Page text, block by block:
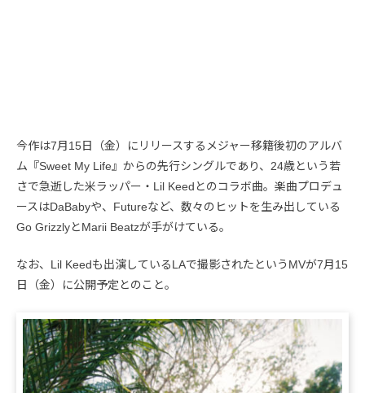
今作は7月15日（金）にリリースするメジャー移籍後初のアルバ
ム『Sweet My Life』からの先行シングルであり、24歳という若
さで急逝した米ラッパー・Lil Keedとのコラボ曲。楽曲プロデュ
ースはDaBabyや、Futureなど、数々のヒットを生み出している
Go GrizzlyとMarii Beatzが手がけている。
なお、Lil Keedも出演しているLAで撮影されたというMVが7月15
日（金）に公開予定とのこと。